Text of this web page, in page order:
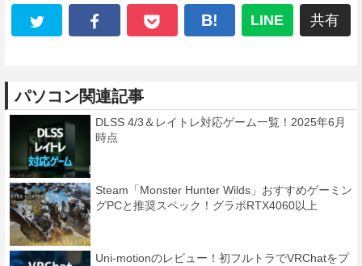
B! LINE 共有
パソコン関連記事
DLSS 4/3＆レイトレ対応ゲーム一覧！2025年6月
時点
Steam「Monster Hunter Wilds」おすすめゲーミン
グPCと推奨スペック！グラボRTX4060以上
Uni-motionのレビュー！初フルトラでVRChatをプ